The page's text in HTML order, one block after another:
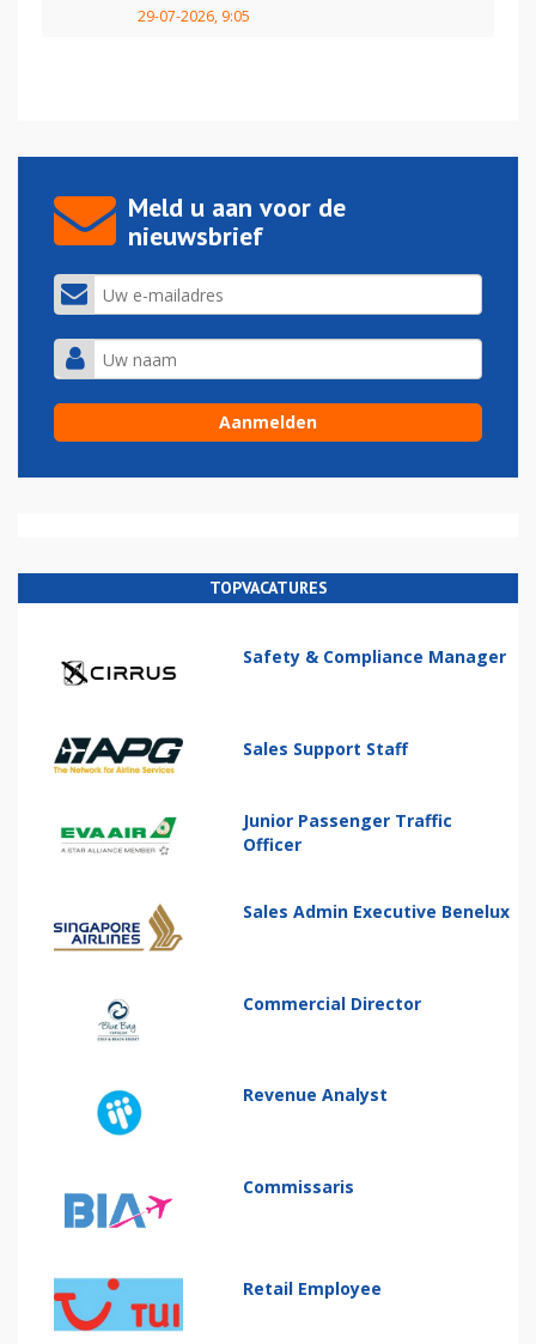
29-07-2026, 9:05
Meld u aan voor de
nieuwsbrief
TOPVACATURES
Safety & Compliance Manager
Sales Support Staff
Junior Passenger Traffic
Officer
Sales Admin Executive Benelux
Commercial Director
Revenue Analyst
Commissaris
Retail Employee